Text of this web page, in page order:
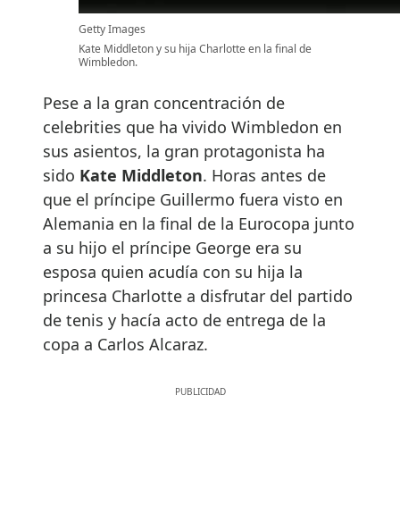
Getty Images
Kate Middleton y su hija Charlotte en la final de
Wimbledon.
Pese a la gran concentración de
celebrities que ha vivido Wimbledon en
sus asientos, la gran protagonista ha
sido Kate Middleton. Horas antes de
que el príncipe Guillermo fuera visto en
Alemania en la final de la Eurocopa junto
a su hijo el príncipe George era su
esposa quien acudía con su hija la
princesa Charlotte a disfrutar del partido
de tenis y hacía acto de entrega de la
copa a Carlos Alcaraz.